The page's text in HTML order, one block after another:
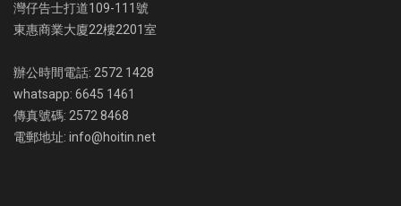
灣仔告士打道109-111號
東惠商業大廈22樓2201室
辦公時間電話: 2572 1428
whatsapp: 6645 1461
傳真號碼: 2572 8468
電郵地址: info@hoitin.net